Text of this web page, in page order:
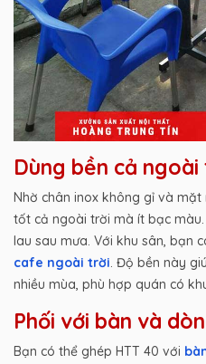
Dùng bền cả
Nhờ chân inox không gỉ và mặt
tốt cả ngoài trời mà ít bạc
lau sau mưa. Với khu sân, bạn
cafe ngoài trời. Độ bền này
nhiều mùa, phù hợp quán có
Phối với bàn và
Bạn có thể ghép HTT 40 với